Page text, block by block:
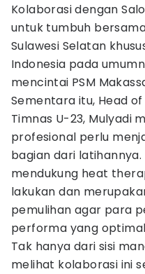
Kolaborasi dengan
untuk tumbuh
Sulawesi Selatan
Indonesia pada
mencintai PSM
Sementara itu, Head of
Timnas U-23, Mulyadi
profesional perlu
bagian dari
mendukung heat
lakukan dan
pemulihan agar para
performa yang
Tak hanya dari sisi
melihat kolaborasi ini